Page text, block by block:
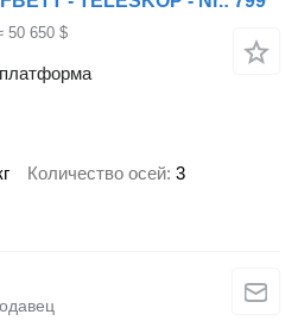
50 650 $
Количество осей 3